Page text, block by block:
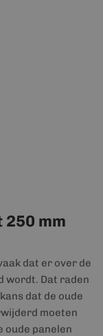
mm
dat er over de
wordt. Dat raden
dat de oude
moeten
oude panelen